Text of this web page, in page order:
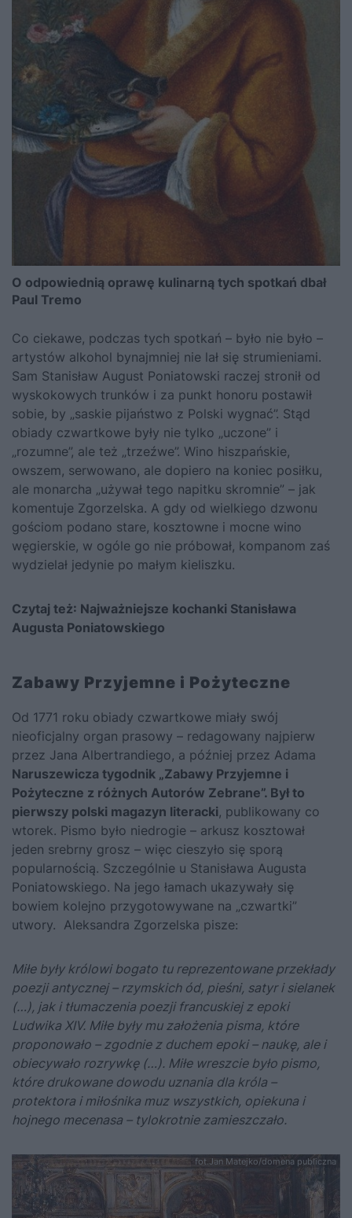
O odpowiednią oprawę kulinarną tych spotkań dbał
Paul Tremo
Co ciekawe, podczas tych spotkań – było nie było –
artystów alkohol bynajmniej nie lał się strumieniami.
Sam Stanisław August Poniatowski raczej stronił od
wyskokowych trunków i za punkt honoru postawił
sobie, by „saskie pijaństwo z Polski wygnać”. Stąd
obiady czwartkowe były nie tylko „uczone” i
„rozumne”, ale też „trzeźwe”. Wino hiszpańskie,
owszem, serwowano, ale dopiero na koniec posiłku,
ale monarcha „używał tego napitku skromnie” – jak
komentuje Zgorzelska. A gdy od wielkiego dzwonu
gościom podano stare, kosztowne i mocne wino
węgierskie, w ogóle go nie próbował, kompanom zaś
wydzielał jedynie po małym kieliszku.
Czytaj też: Najważniejsze kochanki Stanisława
Augusta Poniatowskiego
Zabawy Przyjemne i Pożyteczne
Od 1771 roku obiady czwartkowe miały swój
nieoficjalny organ prasowy – redagowany najpierw
przez Jana Albertrandiego, a później przez Adama
Naruszewicza tygodnik „Zabawy Przyjemne i
Pożyteczne z różnych Autorów Zebrane”. Był to
pierwszy polski magazyn literacki, publikowany co
wtorek. Pismo było niedrogie – arkusz kosztował
jeden srebrny grosz – więc cieszyło się sporą
popularnością. Szczególnie u Stanisława Augusta
Poniatowskiego. Na jego łamach ukazywały się
bowiem kolejno przygotowywane na „czwartki”
utwory. Aleksandra Zgorzelska pisze:
Miłe były królowi bogato tu reprezentowane przekłady
poezji antycznej – rzymskich ód, pieśni, satyr i sielanek
(…), jak i tłumaczenia poezji francuskiej z epoki
Ludwika XIV. Miłe były mu założenia pisma, które
proponowało – zgodnie z duchem epoki – naukę, ale i
obiecywało rozrywkę (…). Miłe wreszcie było pismo,
które drukowane dowodu uznania dla króla –
protektora i miłośnika muz wszystkich, opiekuna i
hojnego mecenasa – tylokrotnie zamieszczało.
fot.Jan Matejko/domena publiczna